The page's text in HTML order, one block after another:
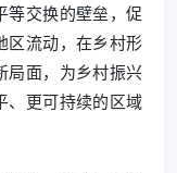
等交换的壁垒，促
区流动，在乡村形
局面，为乡村振兴
、更可持续的区域